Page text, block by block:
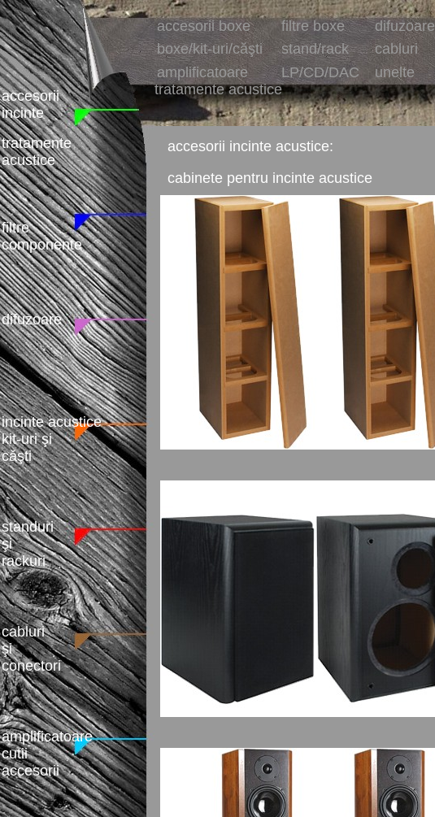
difuzoare
accesorii boxe filtre boxe
difuzoare
boxe/kit-uri/căşti
stand/rack
cabluri
amplificatoare
LP/CD/DAC
unelte
accesorii
incinte
tratamente
acustice
filtre
componente
incinte acustice
kit-uri şi
căşti
tratamente acustice
standuri
şi
rackuri
cabluri
şi
conectori
amplificatoare
cutii
accesorii
accesorii incinte acustice:
cabinete pentru incinte acustice